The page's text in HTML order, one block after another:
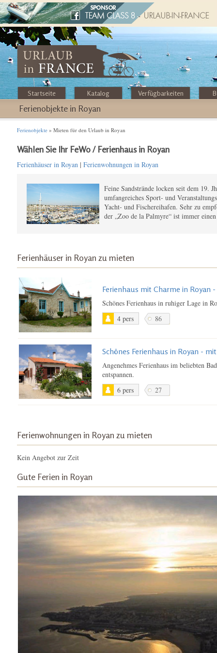
Startseite Katalog Verfügbarkeiten
Ferienobjekte in Royan
Ferienobjekte » Mieten für den Urlaub in Royan
Wählen Sie Ihr FeWo / Ferienhaus in Royan
Ferienhäuser in Royan | Ferienwohnungen in Royan
Feine Sandstrände locken seit dem 19.
umfangreiches Sport- und
Yacht- und Fischereihafen. Sehr zu
der „Zoo de la Palmyre“ ist immer
Ferienhäuser in Royan zu mieten
Ferienhaus mit Charme in Royan
Schönes Ferienhaus in ruhiger Lage in
4 pers
86
Schönes Ferienhaus in Royan -
Angenehmes Ferienhaus im beliebten
entspannen.
6 pers
27
Ferienwohnungen in Royan zu mieten
Kein Angebot zur Zeit
Gute Ferien in Royan